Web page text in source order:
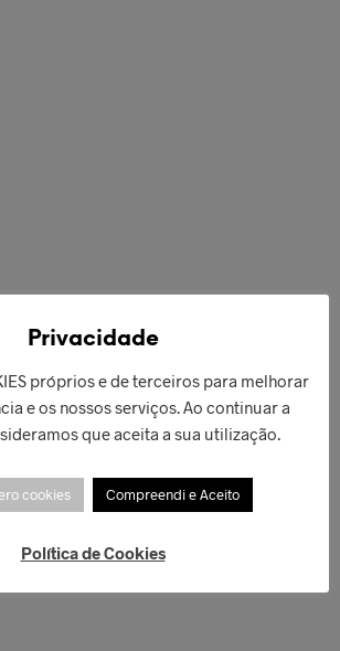
€66,00
Privacidade
próprios e de terceiros para melhorar
e os nossos serviços. Ao continuar a
que aceita a sua utilização.
cookies Compreendi e Aceito
Política de Cookies